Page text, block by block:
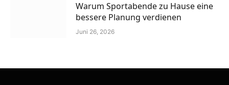
Warum Sportabende zu Hause eine
bessere Planung verdienen
Juni 26, 2026